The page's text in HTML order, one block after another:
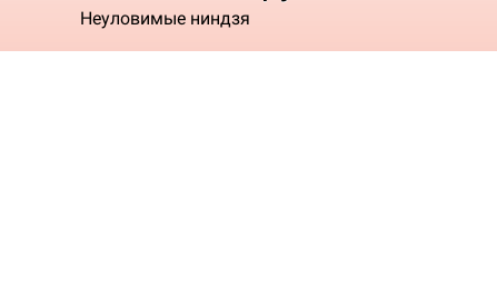
Неуловимые ниндзя